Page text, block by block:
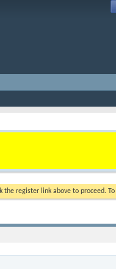
the register link above to proceed.